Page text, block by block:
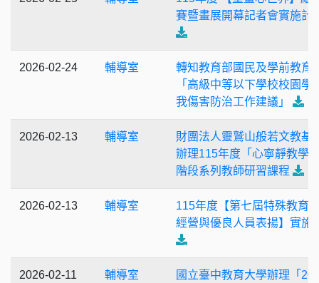
賽暨畫展開幕記者會實施計
2026-02-24 輔導室
轉知教育部國民及學前教育
「高級中等以下學校校園學
我傷害防治工作建議」
2026-02-13 輔導室
財團法人靈鷲山般若文教基
辦理115年度「心寧靜教學
階段系列教師研習課程
2026-02-13 輔導室
115年度【第七屆特殊教育
經營與優良人員表揚】實施
2026-02-11 輔導室
國立臺中教育大學辦理「